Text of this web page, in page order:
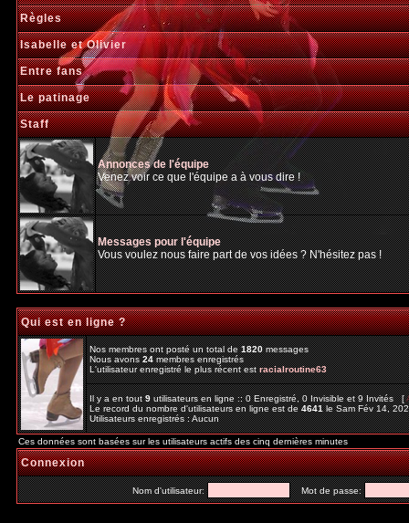
Règles
Isabelle et Olivier
Entre fans
Le patinage
Staff
Annonces de l'équipe
Venez voir ce que l'équipe a à vous dire !
Messages pour l'équipe
Vous voulez nous faire part de vos idées ? N'hésitez pas !
Qui est en ligne ?
Nos membres ont posté un total de1820messages
Nous avons24membres enregistrés
L'utilisateur enregistré le plus récent estracialroutine63
Il y a en tout9utilisateurs en ligne :: 0 Enregistré, 0 Invisible et 9 Invités [
Le record du nombre d'utilisateurs en ligne est de4641le Sam Fév 14,
Utilisateurs enregistrés : Aucun
Ces données sont basées sur les utilisateurs actifs des cinq dernières minutes
Connexion
Nom d'utilisateur: Mot de passe: